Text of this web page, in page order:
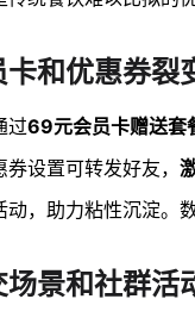
和优惠券裂
过69元会员卡赠送套
设置可转发好友，
动，助力粘性沉淀。
景和社群活